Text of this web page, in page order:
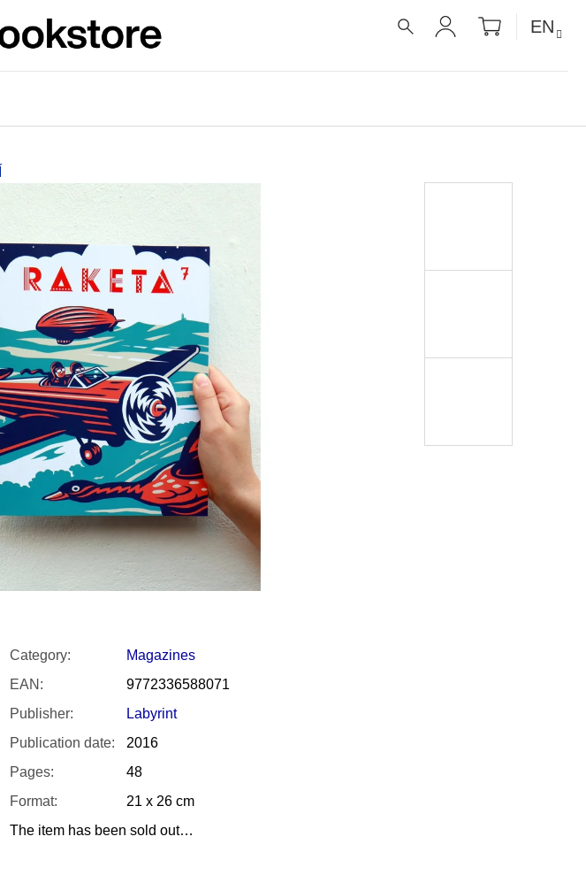
CART
EN
Category:
Magazines
EAN :
9772336588071
Publisher:
Labyrint
Publication date:
2016
Pages:
48
Format:
21 x 26 cm
The item has been sold out…
VÝVAR
NEJEN ROMSKÉ RECEPTY PRO
SNESITELNĚJŠÍ KLIMA
300 Kč
Was:
350 Kč